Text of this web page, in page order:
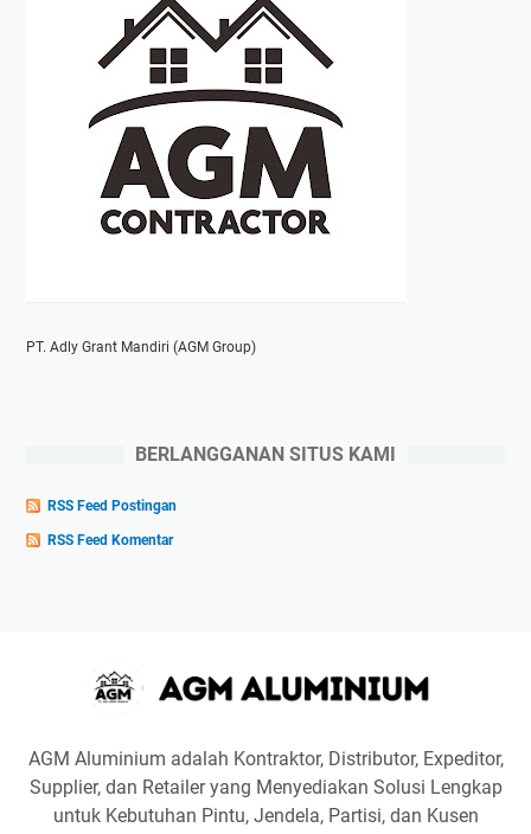
PT. Adly Grant Mandiri (AGM Group)
BERLANGGANAN SITUS KAMI
RSS Feed Postingan
RSS Feed Komentar
AGM Aluminium adalah Kontraktor, Distributor, Expeditor,
Supplier, dan Retailer yang Menyediakan Solusi Lengkap
untuk Kebutuhan Pintu, Jendela, Partisi, dan Kusen